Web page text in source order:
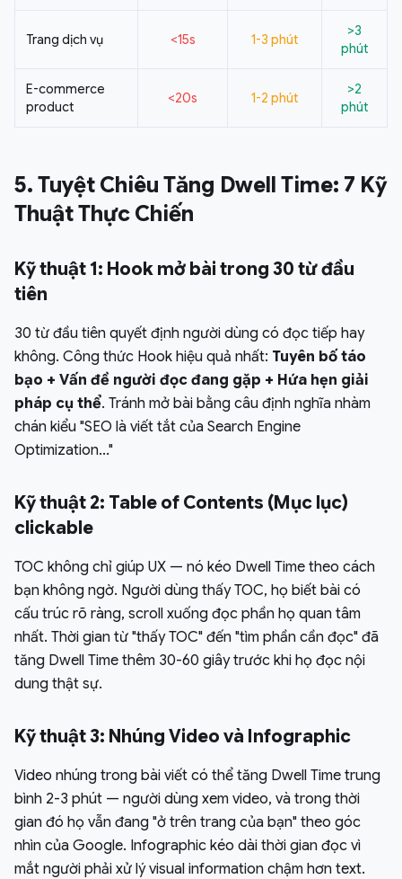
Trang dịch vụ <15s 1-3 phút
>3
phút
E-commerce
product
<20s 1-2 phút
>2
phút
5. Tuyệt Chiêu Tăng Dwell Time: 7 Kỹ
Thuật Thực Chiến
Kỹ thuật 1: Hook mở bài trong 30 từ đầu
tiên
30 từ đầu tiên quyết định người dùng có đọc tiếp hay
không. Công thức Hook hiệu quả nhất: Tuyên bố táo
bạo + Vấn đề người đọc đang gặp + Hứa hẹn giải
pháp cụ thể. Tránh mở bài bằng câu định nghĩa nhàm
chán kiểu "SEO là viết tắt của Search Engine
Optimization..."
Kỹ thuật 2: Table of Contents (Mục lục)
clickable
TOC không chỉ giúp UX — nó kéo Dwell Time theo cách
bạn không ngờ. Người dùng thấy TOC, họ biết bài có
cấu trúc rõ ràng, scroll xuống đọc phần họ quan tâm
nhất. Thời gian từ "thấy TOC" đến "tìm phần cần đọc" đã
tăng Dwell Time thêm 30-60 giây trước khi họ đọc nội
dung thật sự.
Kỹ thuật 3: Nhúng Video và Infographic
Video nhúng trong bài viết có thể tăng Dwell Time trung
bình 2-3 phút — người dùng xem video, và trong thời
gian đó họ vẫn đang "ở trên trang của bạn" theo góc
nhìn của Google. Infographic kéo dài thời gian đọc vì
mắt người phải xử lý visual information chậm hơn text.